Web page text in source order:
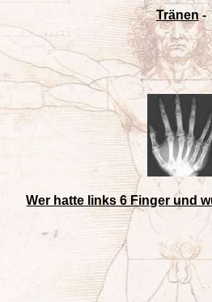
Tränen-
Wer hatte links 6 Finger und